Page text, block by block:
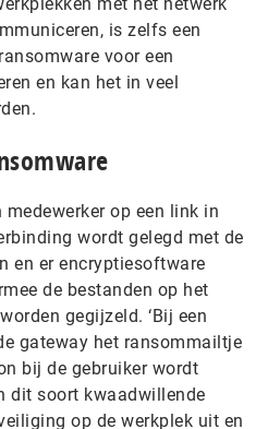
is zelfs een
voor een
en kan het in veel
op een link in
wordt gelegd met de
en er encryptiesoftware
de bestanden op het
gegijzeld. ‘Bij een
gateway het ransommailtje
bij de gebruiker wordt
dit soort kwaadwillende
op de werkplek uit en